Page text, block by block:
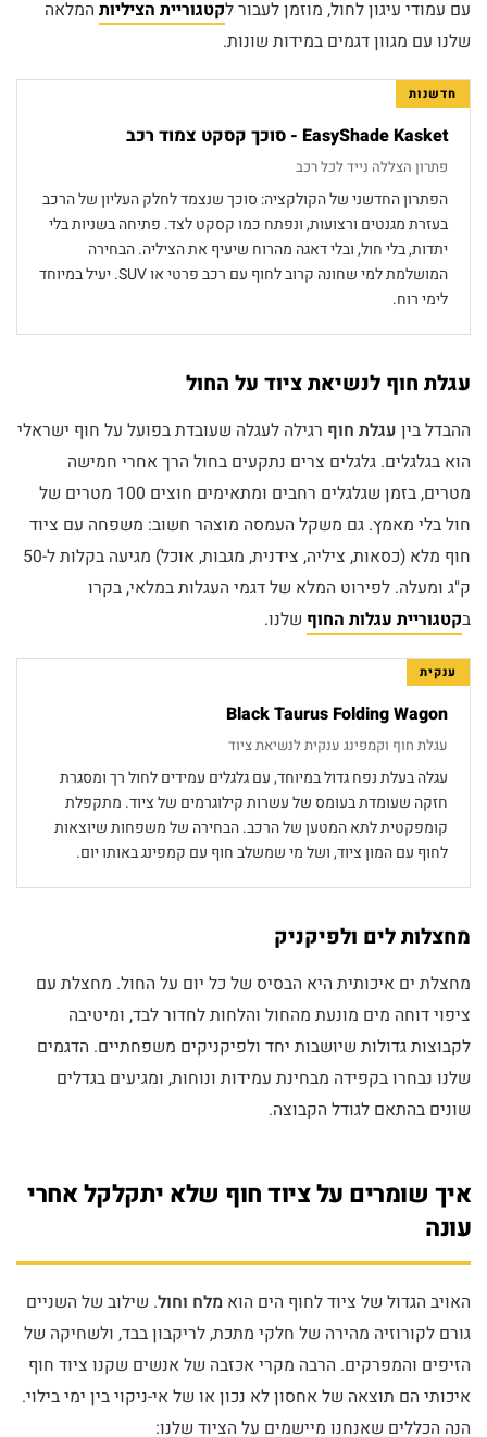
עם עמודי עיגון לחול, מוזמן לעבור לקטגוריית הציליות המלאה
שלנו עם מגוון דגמים במידות שונות.
חדשנות
EasyShade Kasket - סוכך קסקט צמוד רכב
פתרון הצללה נייד לכל רכב
הפתרון החדשני של הקולקציה: סוכך שנצמד לחלק העליון של הרכב
בעזרת מגנטים ורצועות, ונפתח כמו קסקט לצד. פתיחה בשניות בלי
יתדות, בלי חול, ובלי דאגה מהרוח שיעיף את הציליה. הבחירה
המושלמת למי שחונה קרוב לחוף עם רכב פרטי או SUV. יעיל במיוחד
לימי רוח.
עגלת חוף לנשיאת ציוד על החול
ההבדל בין עגלת חוף רגילה לעגלה שעובדת בפועל על חוף ישראלי
הוא בגלגלים. גלגלים צרים נתקעים בחול הרך אחרי חמישה
מטרים, בזמן שגלגלים רחבים ומתאימים חוצים 100 מטרים של
חול בלי מאמץ. גם משקל העמסה מוצהר חשוב: משפחה עם ציוד
חוף מלא (כסאות, ציליה, צידנית, מגבות, אוכל) מגיעה בקלות ל-50
ק"ג ומעלה. לפירוט המלא של דגמי העגלות במלאי, בקרו
בקטגוריית עגלות החוף שלנו.
ענקית
Black Taurus Folding Wagon
עגלת חוף וקמפינג ענקית לנשיאת ציוד
עגלה בעלת נפח גדול במיוחד, עם גלגלים עמידים לחול רך ומסגרת
חזקה שעומדת בעומס של עשרות קילוגרמים של ציוד. מתקפלת
קומפקטית לתא המטען של הרכב. הבחירה של משפחות שיוצאות
לחוף עם המון ציוד, ושל מי שמשלב חוף עם קמפינג באותו יום.
מחצלות לים ולפיקניק
מחצלת ים איכותית היא הבסיס של כל יום על החול. מחצלת עם
ציפוי דוחה מים מונעת מהחול והלחות לחדור לבד, ומיטיבה
לקבוצות גדולות שיושבות יחד ולפיקניקים משפחתיים. הדגמים
שלנו נבחרו בקפידה מבחינת עמידות ונוחות, ומגיעים בגדלים
שונים בהתאם לגודל הקבוצה.
איך שומרים על ציוד חוף שלא יתקלקל אחרי
עונה
האויב הגדול של ציוד לחוף הים הוא מלח וחול. שילוב של השניים
גורם לקורוזיה מהירה של חלקי מתכת, לריקבון בבד, ולשחיקה של
הזיפים והמפרקים. הרבה מקרי אכזבה של אנשים שקנו ציוד חוף
איכותי הם תוצאה של אחסון לא נכון או של אי-ניקוי בין ימי בילוי.
הנה הכללים שאנחנו מיישמים על הציוד שלנו: